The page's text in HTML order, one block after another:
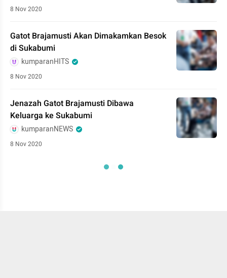
8 Nov 2020
Gatot Brajamusti Akan Dimakamkan Besok
di Sukabumi
kumparanHITS
8 Nov 2020
Jenazah Gatot Brajamusti Dibawa
Keluarga ke Sukabumi
kumparanNEWS
8 Nov 2020